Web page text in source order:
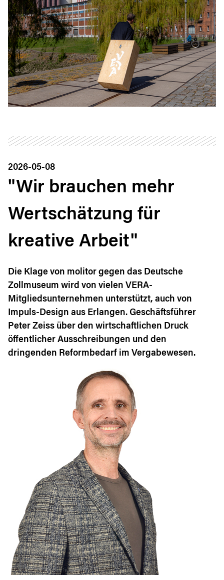
2026-05-08
"Wir brauchen mehr
Wertschätzung für
kreative Arbeit"
Die Klage von molitor gegen das Deutsche
Zollmuseum wird von vielen VERA-
Mitgliedsunternehmen unterstützt, auch von
Impuls-Design aus Erlangen. Geschäftsführer
Peter Zeiss über den wirtschaftlichen Druck
öffentlicher Ausschreibungen und den
dringenden Reformbedarf im Vergabewesen.